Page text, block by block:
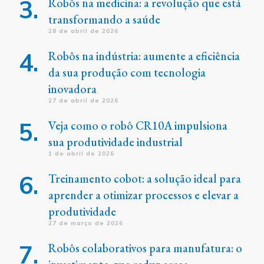
transformando a saúde
28 de abril de 2026
Robôs na indústria: aumente a eficiência
da sua produção com tecnologia
inovadora
27 de abril de 2026
Veja como o robô CR10A impulsiona
sua produtividade industrial
1 de abril de 2026
Treinamento cobot: a solução ideal para
aprender a otimizar processos e elevar a
produtividade
27 de março de 2026
Robôs colaborativos para manufatura: o